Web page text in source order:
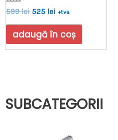
Evaluat
0
din
599lei 525 lei +tva
adaugă în coș
SUBCATEGORII